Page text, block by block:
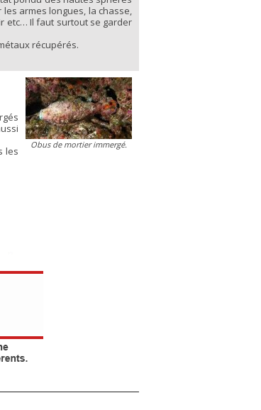
armes longues, la chasse,
etc… Il faut surtout se garder
récupérés.
Obus de mortier immergé.
les